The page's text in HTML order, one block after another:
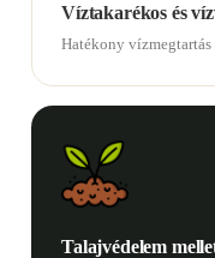
Víztakarékos és
Hatékony vízmegtartás
Talajvédelem